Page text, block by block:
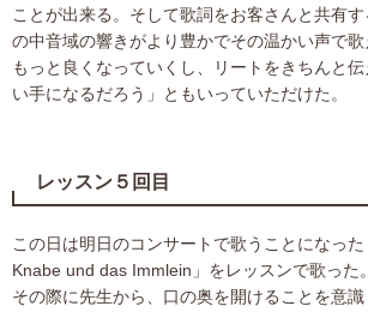
ことが出来る。そして歌詞をお客さんと共有
の中音域の響きがより豊かでその温かい声で歌
もっと良くなっていくし、リートをきちんと
い手になるだろう」ともいっていただけた。
レッスン５回目
この日は明日のコンサートで歌うことになっ
Knabe und das Immlein」をレッスンで歌った。
その際に先生から、口の奥を開けることを意